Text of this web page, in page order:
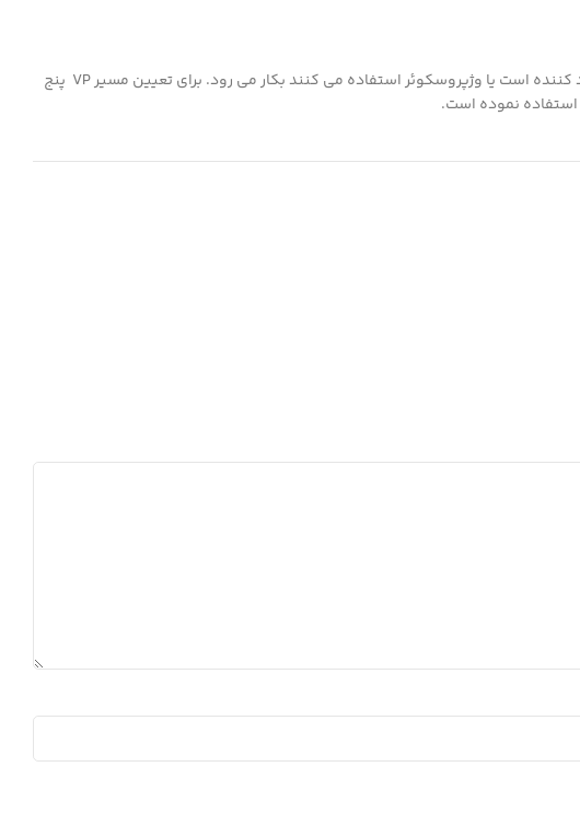
محیط کشت MR-VP از گلوکز، پپتن و برخی از املاح ساخته می شود و برای شناسایی تفاوتبین باکتری هایی که از مسیر بوتیلن گلیکول آزاد کننده است یا وژپروسکوئر استفاده می کنند بکار می رود. برای تعیین مسیر VP پنج